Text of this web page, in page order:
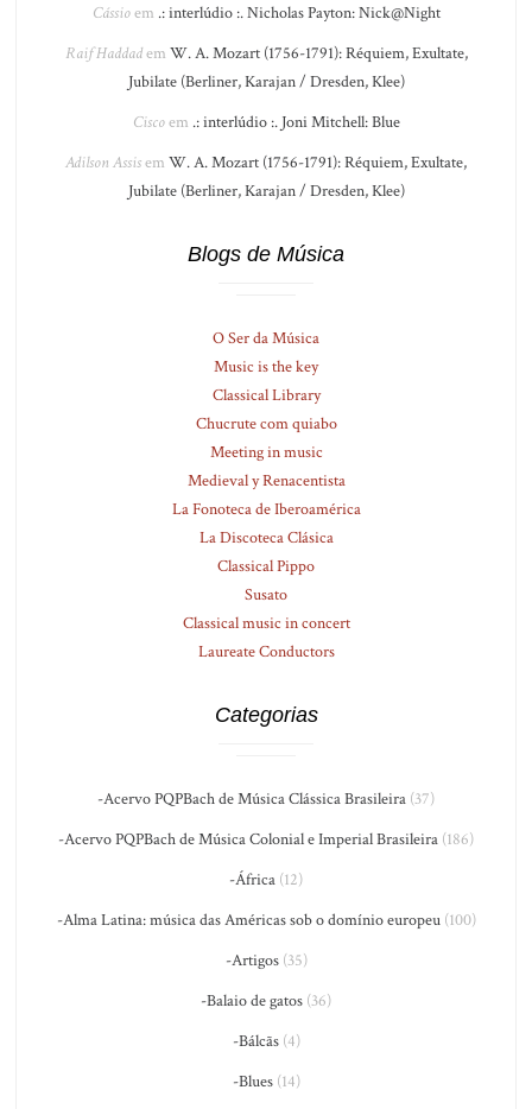
Cássioem .: interlúdio :. Nicholas Payton: Nick@Night
Raif Haddadem W. A. Mozart (1756-1791): Réquiem, Exultate,
Jubilate (Berliner, Karajan / Dresden, Klee)
Ciscoem .: interlúdio :. Joni Mitchell: Blue
Adilson Assisem W. A. Mozart (1756-1791): Réquiem, Exultate,
Jubilate (Berliner, Karajan / Dresden, Klee)
Blogs de Música
O Ser da Música
Music is the key
Classical Library
Chucrute com quiabo
Meeting in music
Medieval y Renacentista
La Fonoteca de Iberoamérica
La Discoteca Clásica
Classical Pippo
Susato
Classical music in concert
Laureate Conductors
Categorias
-Acervo PQPBach de Música Clássica Brasileira (37)
-Acervo PQPBach de Música Colonial e Imperial Brasileira (186)
-África (12)
-Alma Latina: música das Américas sob o domínio europeu(100)
-Artigos(35)
-Balaio de gatos (36)
-Bálcãs(4)
-Blues(14)